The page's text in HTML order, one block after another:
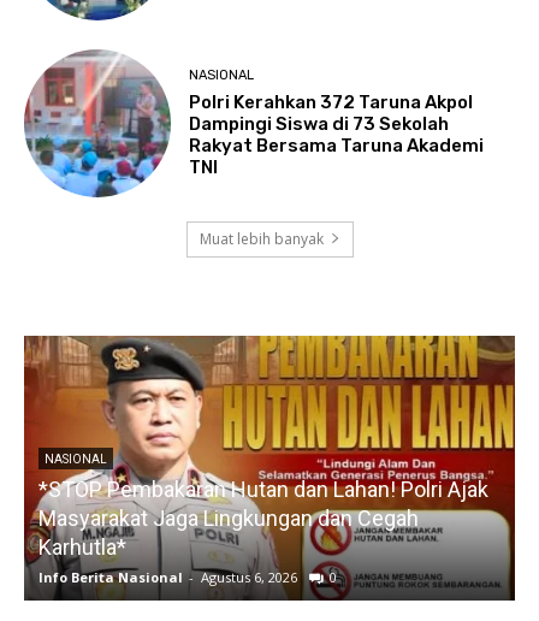
NASIONAL
Polri Kerahkan 372 Taruna Akpol
Dampingi Siswa di 73 Sekolah
Rakyat Bersama Taruna Akademi
TNI
Muat lebih banyak